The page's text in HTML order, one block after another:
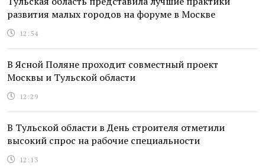
развития малых городов на форуме в Москве
12:54
В Ясной Поляне проходит совместный проект
Москвы и Тульской области
12:29
В Тульской области в День строителя отметили
высокий спрос на рабочие специальности
12:13